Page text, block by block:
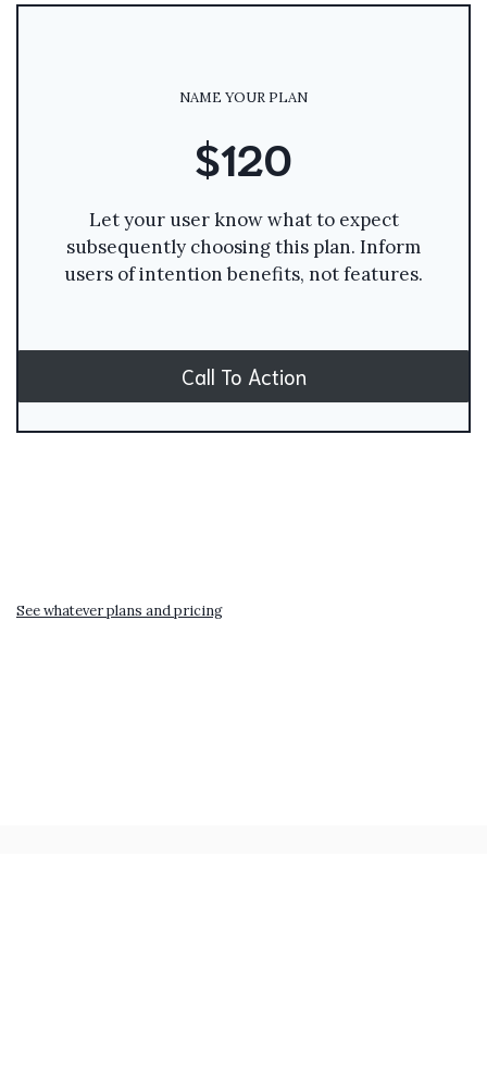
NAME YOUR PLAN
$120
Let your user know what to expect
subsequently choosing this plan. Inform
users of intention benefits, not features.
Call To Action
See whatever plans and pricing